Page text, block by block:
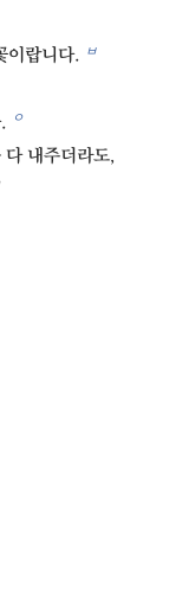
이랍니다. ㅂ
ㅇ
내주더라도,